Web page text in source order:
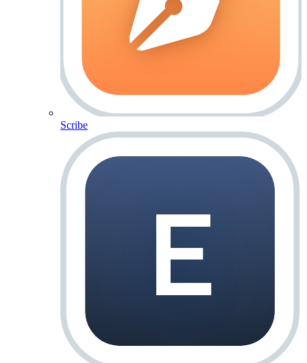
Scribe